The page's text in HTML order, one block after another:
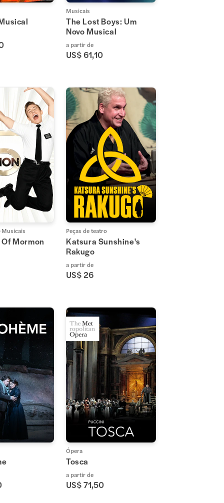
Musicais
The Lost Boys: Um
Novo Musical
a partir de
US$ 61,10
Musicais
Mormon
Peças de teatro
Katsura Sunshine's
Rakugo
a partir de
US$ 26
Ópera
Tosca
a partir de
US$ 71,50